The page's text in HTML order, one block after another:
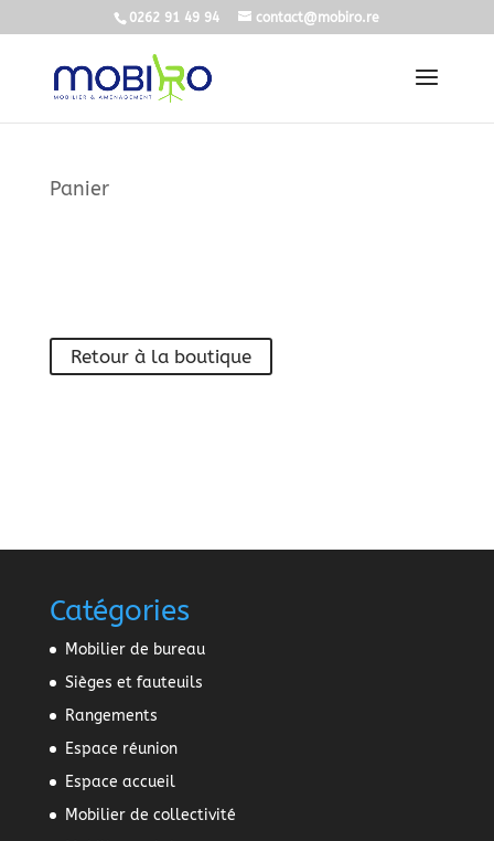
0262 91 49 94 contact@mobiro.re
Panier
Retour à la boutique
Catégories
Mobilier de bureau
Sièges et fauteuils
Rangements
Espace réunion
Espace accueil
Mobilier de collectivité